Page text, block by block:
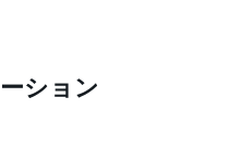
ション